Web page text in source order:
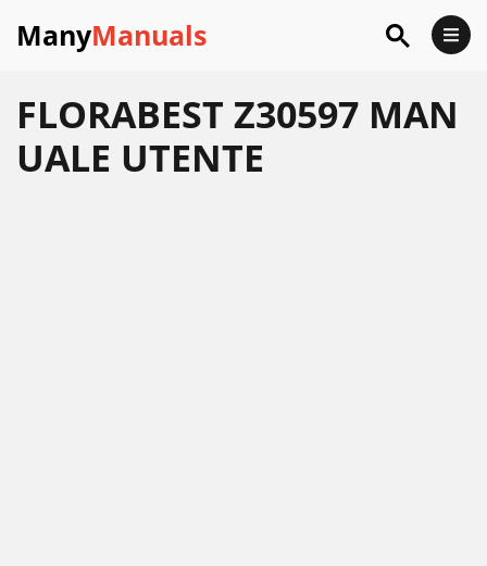
ManyManuals
FLORABEST Z30597 MAN
UALE UTENTE